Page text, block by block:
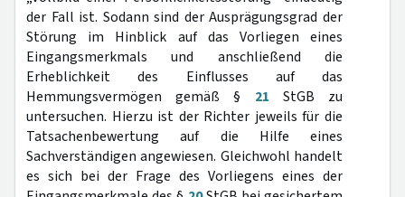
der Fall ist. Sodann sind der Ausprägungsgrad der
Störung im Hinblick auf das Vorliegen eines
Eingangsmerkmals und anschließend die
Erheblichkeit des Einflusses auf das
Hemmungsvermögen gemäß § 21 StGB zu
untersuchen. Hierzu ist der Richter jeweils für die
Tatsachenbewertung auf die Hilfe eines
Sachverständigen angewiesen. Gleichwohl handelt
es sich bei der Frage des Vorliegens eines der